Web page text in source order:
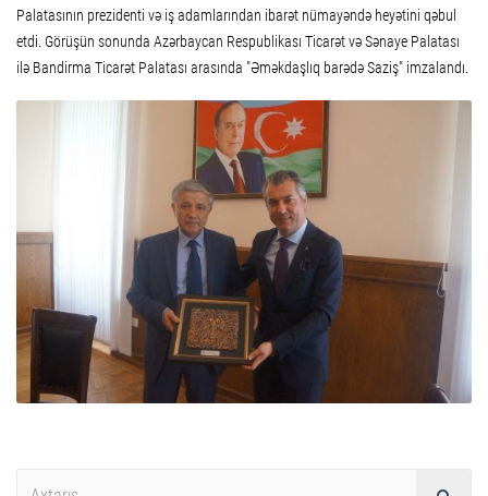
Palatasının prezidenti və iş adamlarından ibarət nümayəndə heyətini qəbul
etdi. Görüşün sonunda Azərbaycan Respublikası Ticarət və Sənaye Palatası
ilə Bandirma Ticarət Palatası arasında "Əməkdaşlıq barədə Saziş" imzalandı.